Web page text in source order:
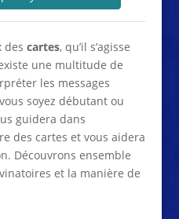
des cartes, qu’il s’agisse
une multitude de
les messages
soyez débutant ou
guidera dans
des cartes et vous aidera
Découvrons ensemble
et la manière de